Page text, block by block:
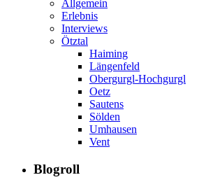
Allgemein
Erlebnis
Interviews
Ötztal
Haiming
Längenfeld
Obergurgl-Hochgurgl
Oetz
Sautens
Sölden
Umhausen
Vent
Blogroll